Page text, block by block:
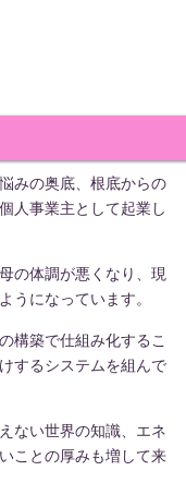
みの奥底、根底からの
人事業主として起業し
の体調が悪くなり、現
うになっています。
構築で仕組み化するこ
するシステムを組んで
ない世界の知識、エネ
ことの厚みも増して来